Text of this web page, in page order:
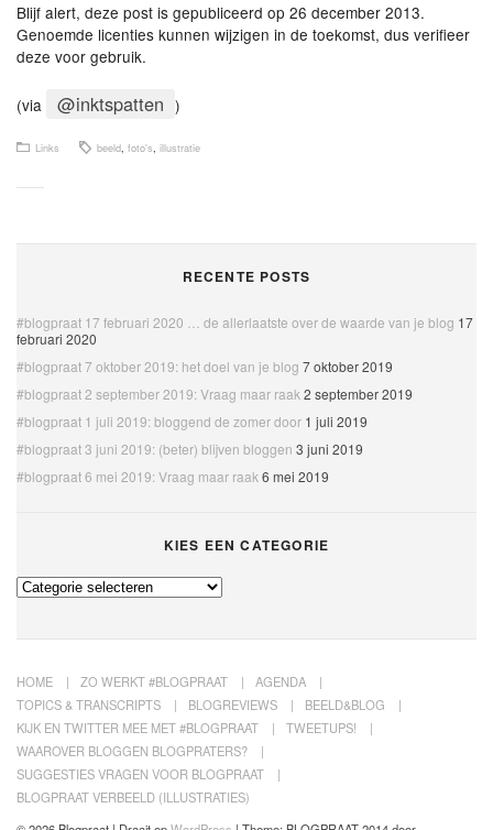
Blijf alert, deze post is gepubliceerd op 26 december 2013.
Genoemde licenties kunnen wijzigen in de toekomst, dus verifieer
deze voor gebruik.
(via @inktspatten )
Links beeld, foto's, illustratie
RECENTE POSTS
#blogpraat 17 februari 2020 … de allerlaatste over de waarde van je blog 17
februari 2020
#blogpraat 7 oktober 2019: het doel van je blog 7 oktober 2019
#blogpraat 2 september 2019: Vraag maar raak 2 september 2019
#blogpraat 1 juli 2019: bloggend de zomer door 1 juli 2019
#blogpraat 3 juni 2019: (beter) blijven bloggen 3 juni 2019
#blogpraat 6 mei 2019: Vraag maar raak 6 mei 2019
KIES EEN CATEGORIE
Kies
een
HOME ZO WERKT #BLOGPRAAT
AGENDA
TOPICS & TRANSCRIPTS
BLOGREVIEWS
BEELD&BLOG
KIJK EN TWITTER MEE MET #BLOGPRAAT
TWEETUPS!
WAAROVER BLOGGEN BLOGPRATERS?
SUGGESTIES VRAGEN VOOR BLOGPRAAT
BLOGPRAAT VERBEELD (ILLUSTRATIES)